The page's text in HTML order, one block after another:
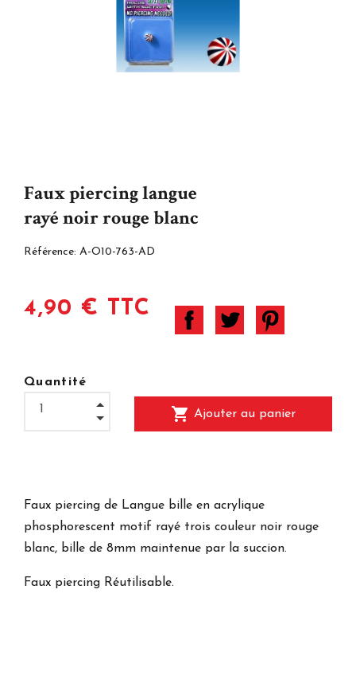
Faux piercing langue
rayé noir rouge blanc
Référence: A-O10-763-AD
4,90 € TTC
Quantité
shopping_cart Ajouter au panier
Faux piercing de Langue bille en acrylique
phosphorescent motif rayé trois couleur noir rouge
blanc, bille de 8mm maintenue par la succion.
Faux piercing Réutilisable.